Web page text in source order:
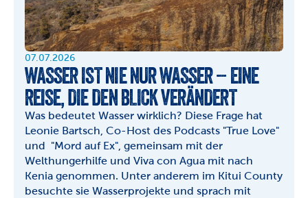
07.07.2026
WASSER IST NIE NUR WASSER – EINE
REISE, DIE DEN BLICK VERÄNDERT
Was bedeutet Wasser wirklich? Diese Frage hat
Leonie Bartsch, Co-Host des Podcasts "True Love"
und  "Mord auf Ex", gemeinsam mit der
Welthungerhilfe und Viva con Agua mit nach
Kenia genommen. Unter anderem im Kitui County
besuchte sie Wasserprojekte und sprach mit